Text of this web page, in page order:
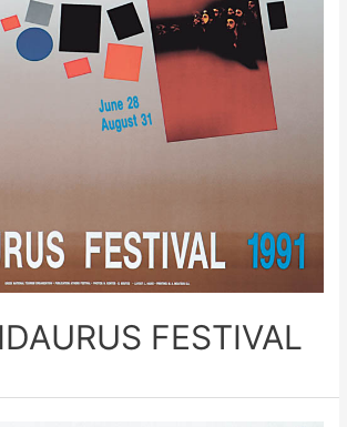
FESTIVAL